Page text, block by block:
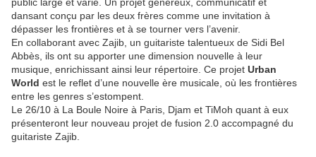
dansant conçu par les deux frères comme une invitation à
dépasser les frontières et à se tourner vers l’avenir.
En collaborant avec Zajib, un guitariste talentueux de Sidi Bel
Abbès, ils ont su apporter une dimension nouvelle à leur
musique, enrichissant ainsi leur répertoire. Ce projet Urban
World est le reflet d’une nouvelle ère musicale, où les frontières
entre les genres s’estompent.
Le 26/10 à La Boule Noire à Paris, Djam et TiMoh quant à eux
présenteront leur nouveau projet de fusion 2.0 accompagné du
guitariste Zajib.